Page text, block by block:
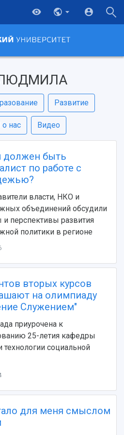
университет?
деятельность
направления
научные коллективы
кадров
совет
темы
Развитие
нас Видео
должен быть
по работе с
власти, НКО и
объединений обсудили
перспективы развития
политики в регионе
вторых курсов
на олимпиаду
Служением"
приурочена к
25-летия кафедры
технологии социальной
для меня смыслом